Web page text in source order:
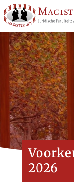
2026